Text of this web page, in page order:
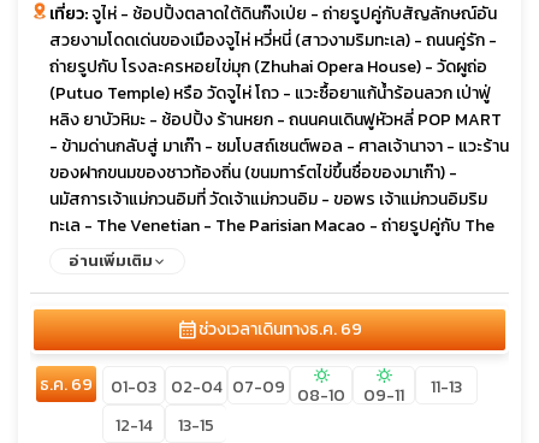
เที่ยว:จูไห่ - ช้อปปิ้งตลาดใต้ดินก๊งเป่ย - ถ่ายรูปคู่กับสัญลักษณ์อัน
สวยงามโดดเด่นของเมืองจูไห่ หวี่หนี่ (สาวงามริมทะเล) - ถนนคู่รัก -
ถ่ายรูปกับ โรงละครหอยไข่มุก (Zhuhai Opera House) - วัดผูถ่อ
(Putuo Temple) หรือ วัดจูไห่ โถว - แวะซื้อยาแก้น้ำร้อนลวก เป่าฟู่
หลิง ยาบัวหิมะ - ช้อปปิ้ง ร้านหยก - ถนนคนเดินฟูหัวหลี่ POP MART
- ข้ามด่านกลับสู่ มาเก๊า - ชมโบสถ์เซนต์พอล - ศาลเจ้านาจา - แวะร้าน
ของฝากขนมของชาวท้องถิ่น (ขนมทาร์ตไข่ขึ้นชื่อของมาเก๊า) -
นมัสการเจ้าแม่กวนอิมที่ วัดเจ้าแม่กวนอิม - ขอพร เจ้าแม่กวนอิมริม
ทะเล - The Venetian - The Parisian Macao - ถ่ายรูปคู่กับ The
Londoner Street
อ่านเพิ่มเติม
calendar_monthช่วงเวลาเดินทางธ.ค. 69
ธ.ค. 69 01-03 02-04 07-09 sunny
08-10
sunny
09-11
11-13
12-14
13-15